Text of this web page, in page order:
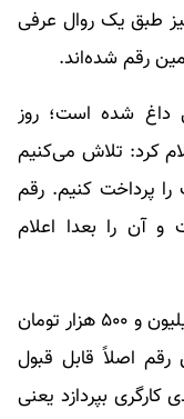
طبق یک روال عرفی
رقم شده‌اند.
داغ شده است؛ روز
کرد: تلاش می‌کنیم
را پرداخت کنیم‌. رقم
آن را بعدا اعلام
به نظر می‌رسد رقم این عیدی حدود ۲ میلیون و ۵۰۰ هزار تومان
رقم اصلاً قابل قبول
بپردازد یعنی